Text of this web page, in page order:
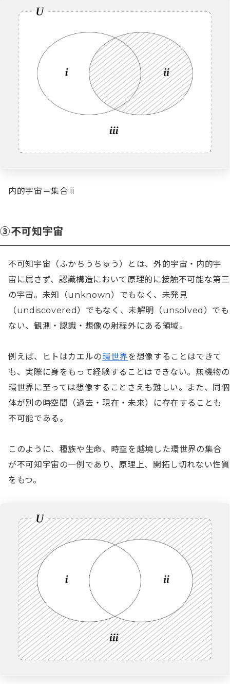
内的宇宙＝集合 ii
③不可知宇宙
不可知宇宙（ふかちうちゅう）とは、外的宇宙・内的宇
宙に属さず、認識構造において原理的に接触不可能な第三
の宇宙。未知（unknown）でもなく、未発見
（undiscovered）でもなく、未解明（unsolved）でも
ない、観測・認識・想像の射程外にある領域。
例えば、ヒトはカエルの環世界を想像することはできて
も、実際に身をもって経験することはできない。無機物の
環世界に至っては想像することさえも難しい。また、同個
体が別の時空間（過去・現在・未来）に存在することも
不可能である。
このように、種族や生命、時空を越境した環世界の集合
が不可知宇宙の一例であり、原理上、開拓し切れない性質
をもつ。